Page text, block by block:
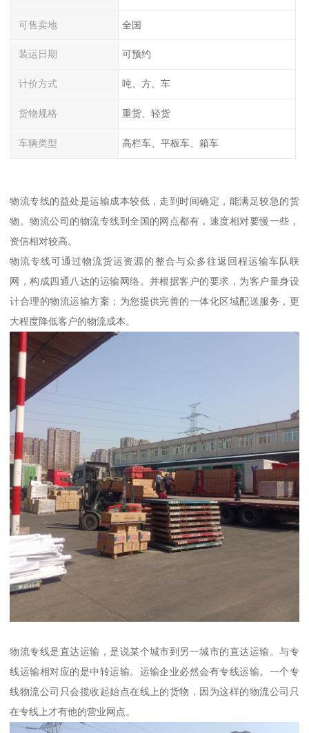
可售卖地 全国
装运日期 可预约
计价方式 吨、方、车
货物规格 重货、轻货
车辆类型 高栏车、平板车、箱车
物流专线的益处是运输成本较低，走到时间确定，能满足较急的货
物。物流公司的物流专线到全国的网点都有，速度相对要慢一些，
资信相对较高。
物流专线可通过物流货运资源的整合与众多往返回程运输车队联
网，构成四通八达的运输网络。并根据客户的要求，为客户量身设
计合理的物流运输方案；为您提供完善的一体化区域配送服务，更
大程度降低客户的物流成本。
物流专线是直达运输，是说某个城市到另一城市的直达运输。与专
线运输相对应的是中转运输。运输企业必然会有专线运输。一个专
线物流公司只会揽收起始点在线上的货物，因为这样的物流公司只
在专线上才有他的营业网点。